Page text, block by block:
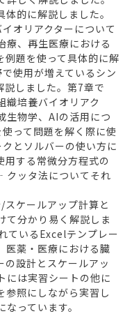
的に解説しました。
オリアクターについて
療、再生医療における
例題を使って具体的に解
使用が増えているシン
説しました。第7章で
織培養バイオリアク
生物学、AIの活用につ
って問題を解く際に使
とソルバーの使い方に
用する常微分方程式の
クッタ法についてそれ
ケールアップ計算と
て分かり易く解説しま
ているExcelテンプレー
医薬・医療における臓
の設計とスケールアッ
には実習シートの他に
参照にしながら実習し
っています。